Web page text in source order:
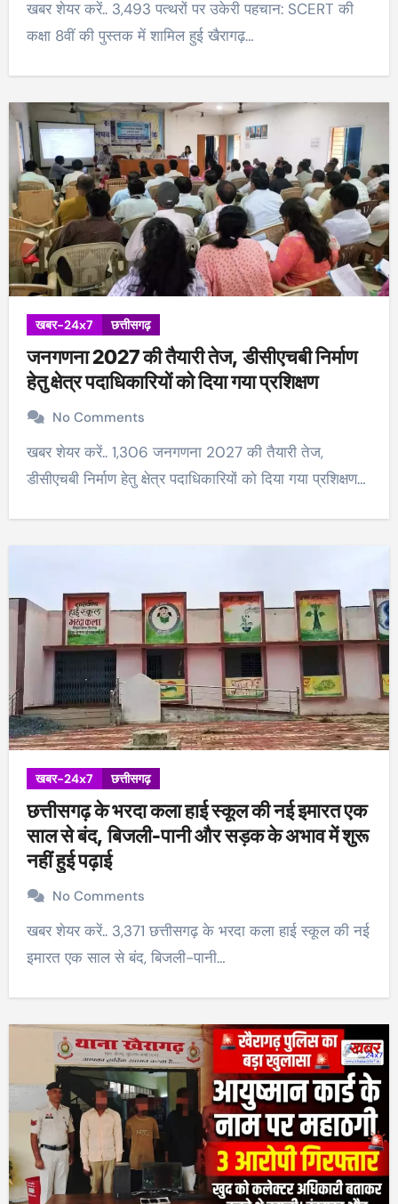
खबर शेयर करें.. 3,493 पत्थरों पर उकेरी पहचान: SCERT की
कक्षा 8वीं की पुस्तक में शामिल हुई खैरागढ़…
खबर-24x7 छत्तीसगढ़
जनगणना 2027 की तैयारी तेज, डीसीएचबी निर्माण
हेतु क्षेत्र पदाधिकारियों को दिया गया प्रशिक्षण
No Comments
खबर शेयर करें.. 1,306 जनगणना 2027 की तैयारी तेज,
डीसीएचबी निर्माण हेतु क्षेत्र पदाधिकारियों को दिया गया प्रशिक्षण…
खबर-24x7 छत्तीसगढ़
छत्तीसगढ़ के भरदा कला हाई स्कूल की नई इमारत एक
साल से बंद, बिजली-पानी और सड़क के अभाव में शुरू
नहीं हुई पढ़ाई
No Comments
खबर शेयर करें.. 3,371 छत्तीसगढ़ के भरदा कला हाई स्कूल की नई
इमारत एक साल से बंद, बिजली-पानी…